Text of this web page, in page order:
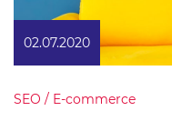
02.07.2020
SEO / E-commerce